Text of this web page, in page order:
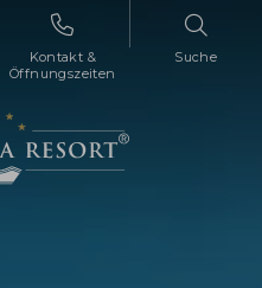
Kontakt &
Öffnungszeiten
Suche